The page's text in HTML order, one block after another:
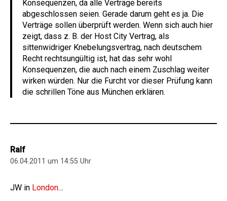
Konsequenzen, da alle Verträge bereits
abgeschlossen seien. Gerade darum geht es ja. Die
Verträge sollen überprüft werden. Wenn sich auch hier
zeigt, dass z. B. der Host City Vertrag, als
sittenwidriger Knebelungsvertrag, nach deutschem
Recht rechtsungültig ist, hat das sehr wohl
Konsequenzen, die auch nach einem Zuschlag weiter
wirken würden. Nur die Furcht vor dieser Prüfung kann
die schrillen Töne aus München erklären.
Ralf
06.04.2011 um 14:55 Uhr
JW in London…